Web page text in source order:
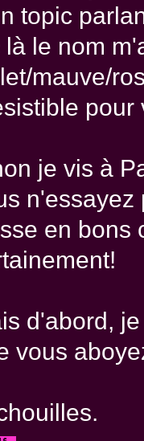
topic
là le nom
mauve/
pour
je vis à
n'essayez
en bons
d'abord,
vous